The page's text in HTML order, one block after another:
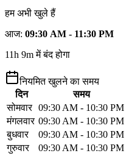
हम अभी खुले हैं
आज: 09:30 AM - 11:30 PM
11h 9m में बंद होगा
नियमित खुलने का समय
दिन
समय
सोमवार 09:30 AM - 10:30 PM
मंगलवार 09:30 AM - 10:30 PM
बुधवार
09:30 AM - 10:30 PM
गुरुवार
09:30 AM - 10:30 PM